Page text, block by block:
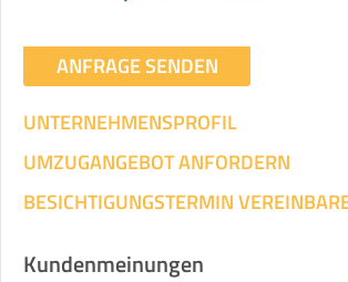
ANFRAGE SENDEN
UNTERNEHMENSPROFIL
UMZUGANGEBOT ANFORDERN
BESICHTIGUNGSTERMIN
Kundenmeinungen